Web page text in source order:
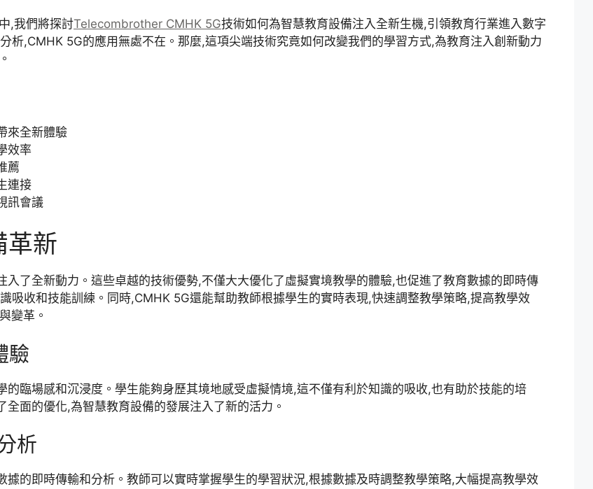
,我們將探討Telecombrother CMHK 5G技術如何為智慧教育設備注入全新生機,引領教育行業進入數字
析,CMHK 5G的應用無處不在。那麼,這項尖端技術究竟如何改變我們的學習方式,為教育注入創新動力
來全新體驗
效率
薦
連接
訊會議
革新
了全新動力。這些卓越的技術優勢,不僅大大優化了虛擬實境教學的體驗,也促進了教育數據的即時傳
吸收和技能訓練。同時,CMHK 5G還能幫助教師根據學生的實時表現,快速調整教學策略,提高教學效
變革。
驗
臨場感和沉浸度。學生能夠身歷其境地感受虛擬情境,這不僅有利於知識的吸收,也有助於技能的培
面的優化,為智慧教育設備的發展注入了新的活力。
析
的即時傳輸和分析。教師可以實時掌握學生的學習狀況,根據數據及時調整教學策略,大幅提高教學效